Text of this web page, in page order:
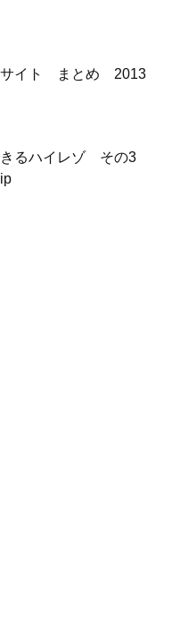
サイト まとめ 2013
きるハイレゾ その3